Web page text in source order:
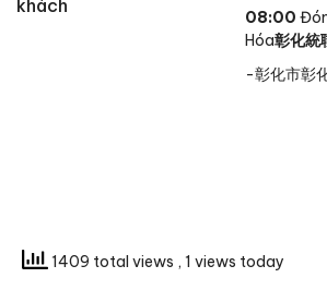
khách
08:00
Hóa彰化統
-彰化市彰
1409 total views , 1 views today